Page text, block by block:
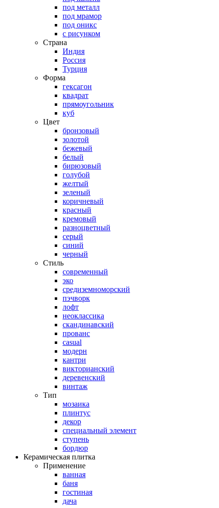
под металл
под мрамор
под оникс
с рисунком
Страна
Индия
Россия
Турция
Форма
гексагон
квадрат
прямоугольник
куб
Цвет
бронзовый
золотой
бежевый
белый
бирюзовый
голубой
желтый
зеленый
коричневый
красный
кремовый
разноцветный
серый
синий
черный
Стиль
современный
эко
средиземноморский
пэчворк
лофт
неоклассика
скандинавский
прованс
casual
модерн
кантри
викторианский
деревенский
винтаж
Тип
мозаика
плинтус
декор
специальный элемент
ступень
бордюр
Керамическая плитка
Применение
ванная
баня
гостиная
дача